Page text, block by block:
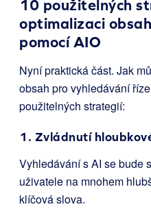
10 použitelných
optimalizaci
pomocí AIO
Nyní praktická část. Jak
obsah pro vyhledávání
použitelných strategií:
1. Zvládnutí
Vyhledávání s AI se bude
uživatele na mnohem
klíčová slova.